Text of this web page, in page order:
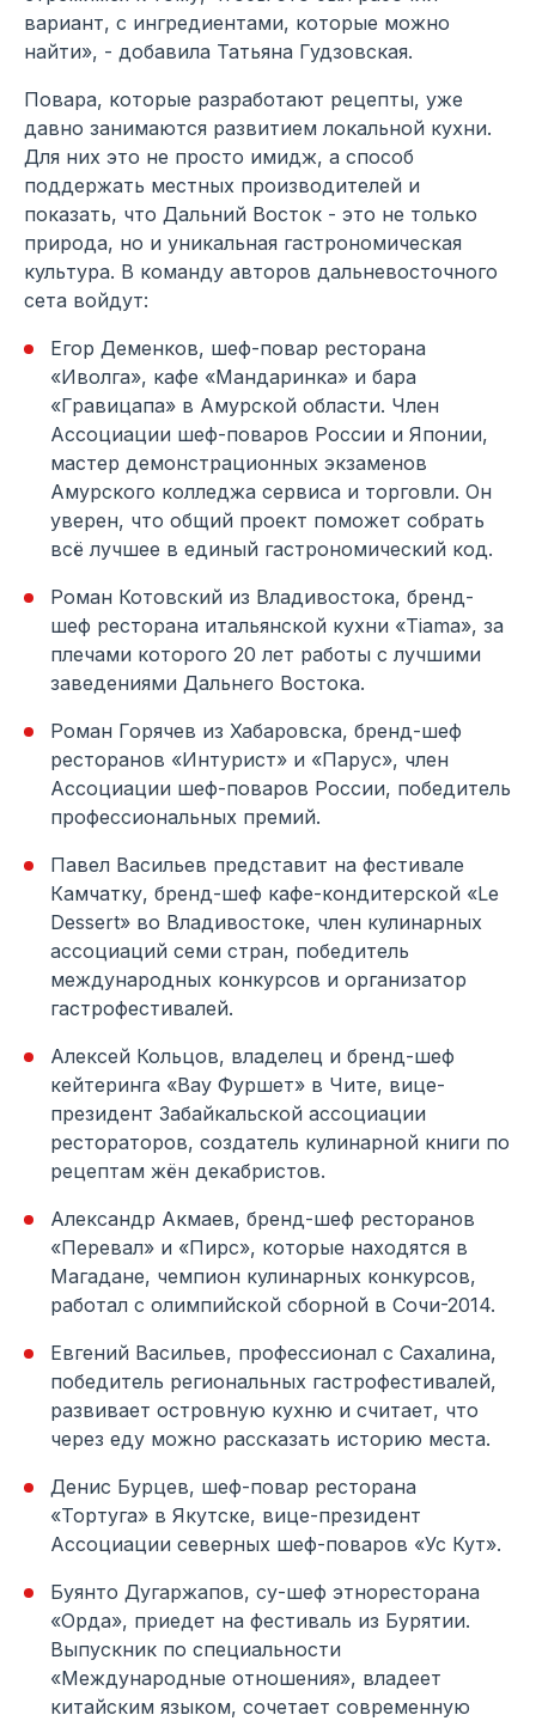
вариант, с ингредиентами, которые можно
найти», - добавила Татьяна Гудзовская.
Повара, которые разработают рецепты, уже
давно занимаются развитием локальной кухни.
Для них это не просто имидж, а способ
поддержать местных производителей и
показать, что Дальний Восток - это не только
природа, но и уникальная гастрономическая
культура. В команду авторов дальневосточного
сета войдут:
Егор Деменков, шеф-повар ресторана
«Иволга», кафе «Мандаринка» и бара
«Гравицапа» в Амурской области. Член
Ассоциации шеф-поваров России и Японии,
мастер демонстрационных экзаменов
Амурского колледжа сервиса и торговли. Он
уверен, что общий проект поможет собрать
всё лучшее в единый гастрономический код.
Роман Котовский из Владивостока, бренд-
шеф ресторана итальянской кухни «Tiama», за
плечами которого 20 лет работы с лучшими
заведениями Дальнего Востока.
Роман Горячев из Хабаровска, бренд-шеф
ресторанов «Интурист» и «Парус», член
Ассоциации шеф-поваров России, победитель
профессиональных премий.
Павел Васильев представит на фестивале
Камчатку, бренд-шеф кафе-кондитерской «Le
Dessert» во Владивостоке, член кулинарных
ассоциаций семи стран, победитель
международных конкурсов и организатор
гастрофестивалей.
Алексей Кольцов, владелец и бренд-шеф
кейтеринга «Вау Фуршет» в Чите, вице-
президент Забайкальской ассоциации
рестораторов, создатель кулинарной книги по
рецептам жён декабристов.
Александр Акмаев, бренд-шеф ресторанов
«Перевал» и «Пирс», которые находятся в
Магадане, чемпион кулинарных конкурсов,
работал с олимпийской сборной в Сочи-2014.
Евгений Васильев, профессионал с Сахалина,
победитель региональных гастрофестивалей,
развивает островную кухню и считает, что
через еду можно рассказать историю места.
Денис Бурцев, шеф-повар ресторана
«Тортуга» в Якутске, вице-президент
Ассоциации северных шеф-поваров «Ус Кут».
Буянто Дугаржапов, су-шеф этноресторана
«Орда», приедет на фестиваль из Бурятии.
Выпускник по специальности
«Международные отношения», владеет
китайским языком, сочетает современную